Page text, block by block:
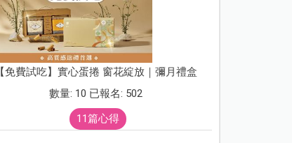
【免費試吃】實心蛋捲 窗花綻放｜彌月禮盒
數量: 10 已報名: 502
11篇心得